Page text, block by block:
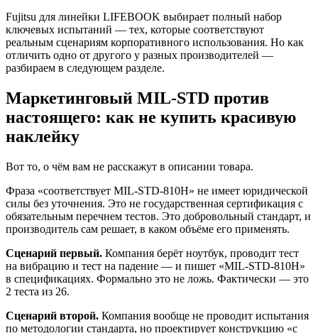
Fujitsu для линейки LIFEBOOK выбирает полный набор
ключевых испытаний — тех, которые соответствуют
реальным сценариям корпоративного использования. Но как
отличить одно от другого у разных производителей —
разбираем в следующем разделе.
Маркетинговый MIL-STD против
настоящего: как не купить красивую
наклейку
Вот то, о чём вам не расскажут в описании товара.
Фраза «соответствует MIL-STD-810H» не имеет юридической
силы без уточнения. Это не государственная сертификация с
обязательным перечнем тестов. Это добровольный стандарт, и
производитель сам решает, в каком объёме его применять.
Сценарий первый. Компания берёт ноутбук, проводит тест
на вибрацию и тест на падение — и пишет «MIL-STD-810H»
в спецификациях. Формально это не ложь. Фактически — это
2 теста из 26.
Сценарий второй. Компания вообще не проводит испытания
по методологии стандарта, но проектирует конструкцию «с